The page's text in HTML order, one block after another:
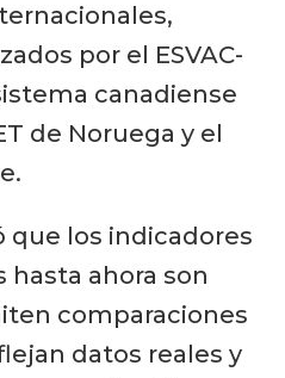
por el ESVAC-
canadiense
de Noruega y el
que los indicadores
ahora son
comparaciones
datos reales y